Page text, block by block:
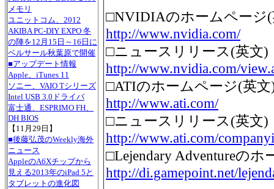
メモリ
ユニットコム、2012
AKIBA PC-DIY EXPO 冬
の陣を12月15日～16日に
ベルサール秋葉原で開催
■アップデート情報
Apple、iTunes 11
ソニー、VAIO Tシリーズ
Intel USB 3.0ドライバ
富士通、ESPRIMO FH、
DH BIOS
【11月29日】
■後藤弘茂のWeekly海外
ニュース
AppleのA6Xチップから
見える2013年のiPad 5と
タブレットの進化図
□NVIDIAのホームページ
http://www.nvidia.com/
□ニュースリリース(英文)
http://www.nvidia.com/
□ATIのホームページ(英文
http://www.ati.com/
□ニュースリリース(英文)
http://www.ati.com/
□Lejendary Adventureのホ
http://di.gamepoint.net/